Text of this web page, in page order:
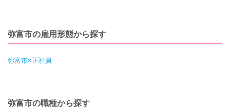
弥富市の雇用形態から探す
弥富市×正社員
弥富市の職種から探す